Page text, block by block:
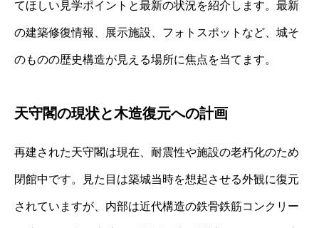
てほしい見学ポイントと最新の状況を紹介します。最新
の建築修復情報、展示施設、フォトスポットなど、城そ
のものの歴史構造が見える場所に焦点を当てます。
天守閣の現状と木造復元への計画
再建された天守閣は現在、耐震性や施設の老朽化のため
閉館中です。見た目は築城当時を想起させる外観に復元
されていますが、内部は近代構造の鉄骨鉄筋コンクリー